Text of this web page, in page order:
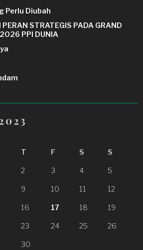
Perlu Diubah
STRATEGIS PADA GRAND
PPI DUNIA
T F S S
2 3 4 5
9 10 11 12
16 17 18 19
23 24 25 26
30